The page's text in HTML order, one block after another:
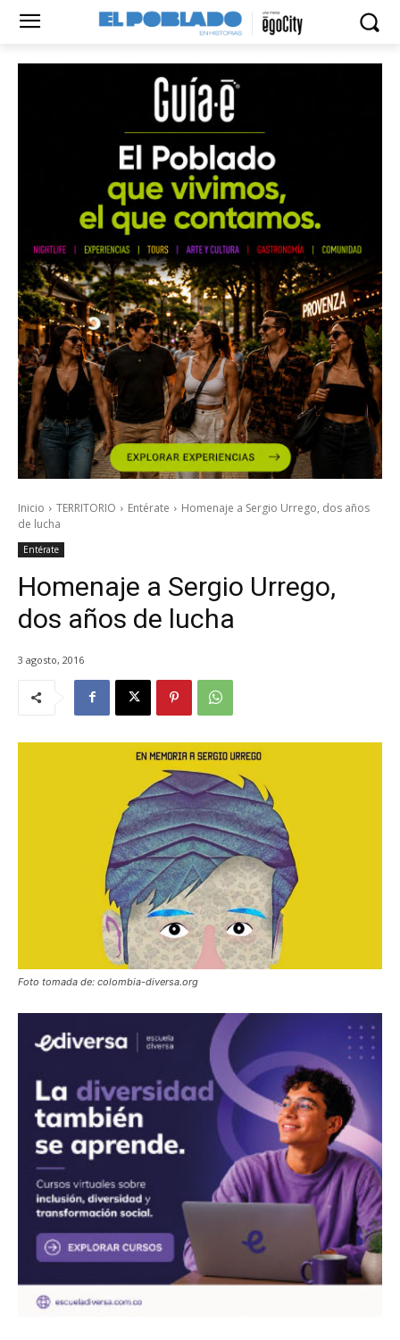
Inicio TERRITORIO Entérate
Homenaje a Sergio Urrego, dos años
de lucha
Entérate
Homenaje a Sergio Urrego,
dos años de lucha
3 agosto, 2016
Foto tomada de: colombia-diversa.org